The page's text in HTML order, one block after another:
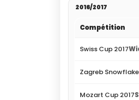
2016/2017
Compétition
Swiss Cup 2017
Zagreb
Mozart Cup 2017